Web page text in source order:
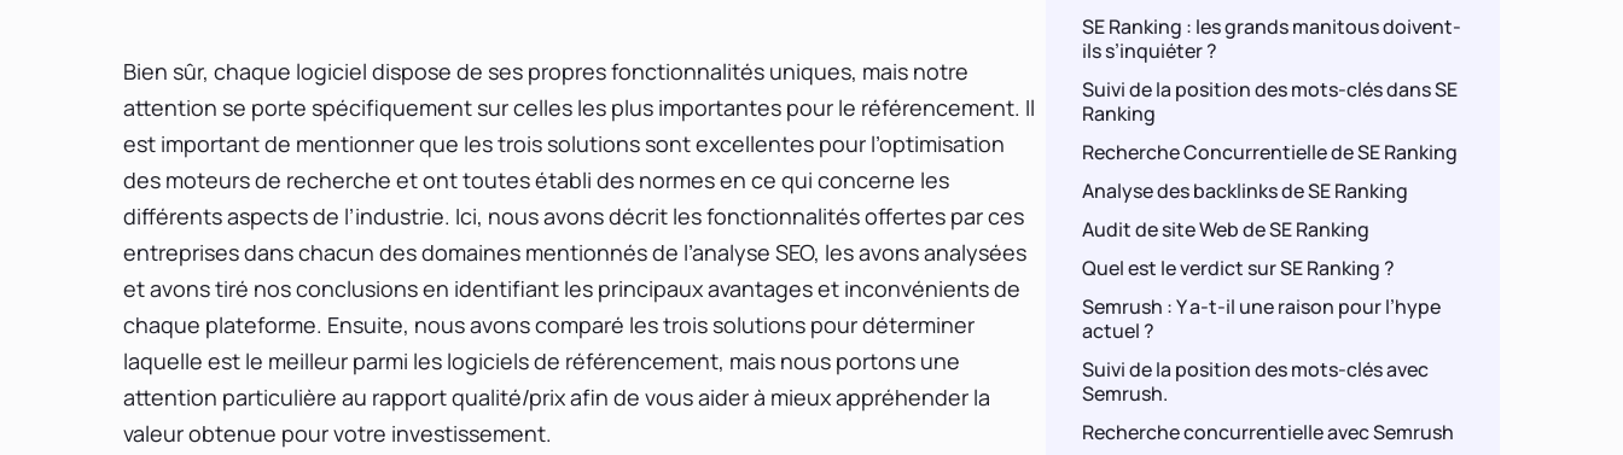
Bien sûr, chaque logiciel dispose de ses propres fonctionnalités uniques, mais notre
attention se porte spécifiquement sur celles les plus importantes pour le référencement. Il
est important de mentionner que les trois solutions sont excellentes pour l’optimisation
des moteurs de recherche et ont toutes établi des normes en ce qui concerne les
différents aspects de l’industrie. Ici, nous avons décrit les fonctionnalités offertes par ces
entreprises dans chacun des domaines mentionnés de l’analyse SEO, les avons analysées
et avons tiré nos conclusions en identifiant les principaux avantages et inconvénients de
chaque plateforme. Ensuite, nous avons comparé les trois solutions pour déterminer
laquelle est le meilleur parmi les logiciels de référencement, mais nous portons une
attention particulière au rapport qualité/prix afin de vous aider à mieux appréhender la
valeur obtenue pour votre investissement.
SE Ranking : les grands manitous doivent-
ils s’inquiéter ?
Suivi de la position des mots-clés dans SE
Ranking
Recherche Concurrentielle de SE Ranking
Analyse des backlinks de SE Ranking
Audit de site Web de SE Ranking
Quel est le verdict sur SE Ranking ?
Semrush : Y a-t-il une raison pour l’hype
actuel ?
Suivi de la position des mots-clés avec
Semrush.
Recherche concurrentielle avec Semrush